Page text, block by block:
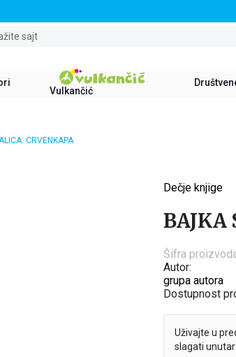
sajt
Vulkančić
CRVENKAPA
Dečje knjige
BAJKA
Šifra
Autor:
grupa autora
Dostupnost
Uživajte u
slagati